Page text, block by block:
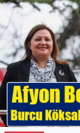
Gayrimenkul
Spor
Eğitim